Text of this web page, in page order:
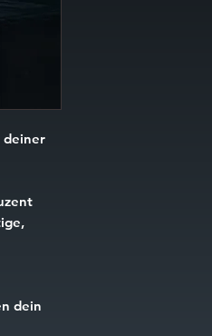
deiner
dein